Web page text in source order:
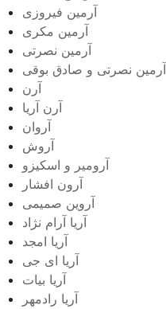
آرمین فیروزی
آرمین مکری
آرمین نصرتی
آرمین نصرتی و صادق بوقی
آرن
آرن آریا
آروان
آروش
آرومیر و اسکیزو
آرون افشار
آروین صمیمی
آریا آرام نژاد
آریا امجد
آریا ای جی
آریا بیات
آریا رادمهر